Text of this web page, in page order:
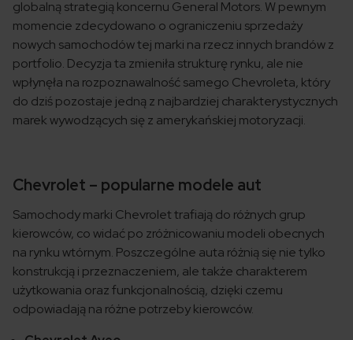
globalną strategią koncernu General Motors. W pewnym
momencie zdecydowano o ograniczeniu sprzedaży
nowych samochodów tej marki na rzecz innych brandów z
portfolio. Decyzja ta zmieniła strukturę rynku, ale nie
wpłynęła na rozpoznawalność samego Chevroleta, który
do dziś pozostaje jedną z najbardziej charakterystycznych
marek wywodzących się z amerykańskiej motoryzacji.
Chevrolet – popularne modele aut
Samochody marki Chevrolet trafiają do różnych grup
kierowców, co widać po zróżnicowaniu modeli obecnych
na rynku wtórnym. Poszczególne auta różnią się nie tylko
konstrukcją i przeznaczeniem, ale także charakterem
użytkowania oraz funkcjonalnością, dzięki czemu
odpowiadają na różne potrzeby kierowców.